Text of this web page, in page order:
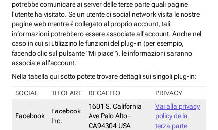
potrebbe comunicare ai server delle terze parte quali pagine
l'utente ha visitato. Se un utente di social network visita le nostre
pagine web mentre è collegato al proprio account, tali
informazioni potrebbero essere associate all'account. Anche nel
caso in cui si utilizzino le funzioni del plug-in (per esempio,
facendo clic sul pulsante "Mi piace"), le informazioni saranno
associate all'account.
Nella tabella qui sotto potete trovare dettagli sui singoli plug-in:
SOCIAL TITOLARE RECAPITO PRIVACY
Facebook
Facebook
Inc.
1601 S. California
Ave Palo Alto -
CA94304 USA
Vai alla privacy
policy della
terza parte